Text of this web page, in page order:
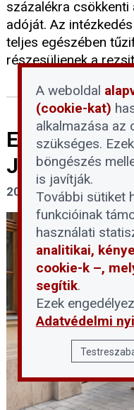
százalékra
adóját. Az
teljes egészében
részesüljenek a
Ezek az új
2026. július 29.
A weboldal
(cookie-kat)
alkalmazása az
szükséges.
böngészés
is javítják.
További sütiket
funkcióinak
használati
analitikai,
cookie-k –,
segítik.
Ezek
Adatvédelmi